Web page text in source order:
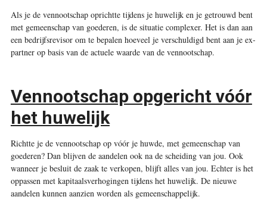
Als je de vennootschap oprichtte tijdens je huwelijk en je getrouwd bent
met gemeenschap van goederen, is de situatie complexer. Het is dan aan
een bedrijfsrevisor om te bepalen hoeveel je verschuldigd bent aan je ex-
partner op basis van de actuele waarde van de vennootschap.
Vennootschap opgericht vóór
het huwelijk
Richtte je de vennootschap op vóór je huwde, met gemeenschap van
goederen? Dan blijven de aandelen ook na de scheiding van jou. Ook
wanneer je besluit de zaak te verkopen, blijft alles van jou. Echter is het
oppassen met kapitaalsverhogingen tijdens het huwelijk. De nieuwe
aandelen kunnen aanzien worden als gemeenschappelijk.